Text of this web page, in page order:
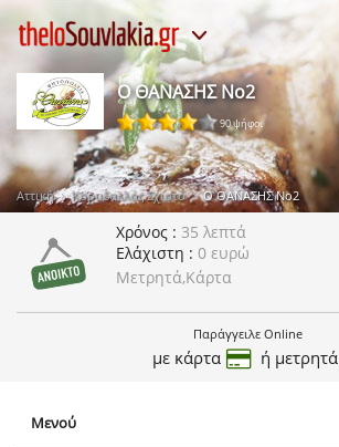
Ο ΘΑΝΑΣΗΣ Νο2
90 ψήφοι
Αττική Κορυδαλλός Σχιστό Ο ΘΑΝΑΣΗΣ Νο2
Χρόνος
35 λεπτά
Ελάχιστη
0 ευρώ
Μετρητά,Κάρτα
Παράγγειλε Online
με κάρτα ή μετρητά
Μενού